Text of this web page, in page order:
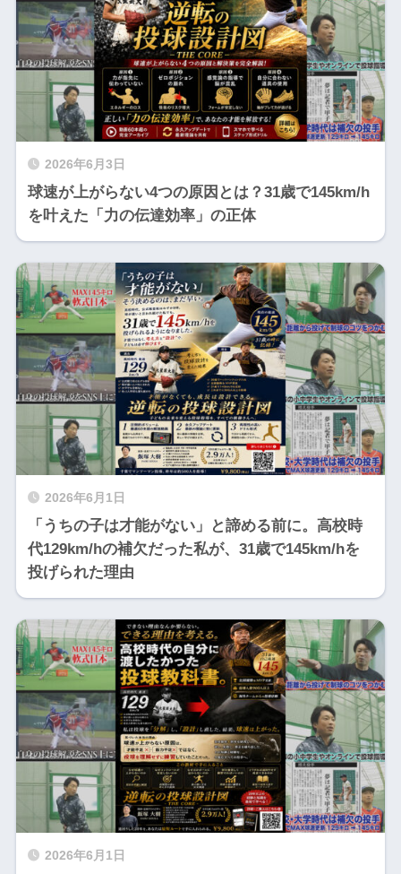
2026年6月3日
球速が上がらない4つの原因とは？31歳で145km/h
を叶えた「力の伝達効率」の正体
2026年6月1日
「うちの子は才能がない」と諦める前に。高校時
代129km/hの補欠だった私が、31歳で145km/hを
投げられた理由
2026年6月1日